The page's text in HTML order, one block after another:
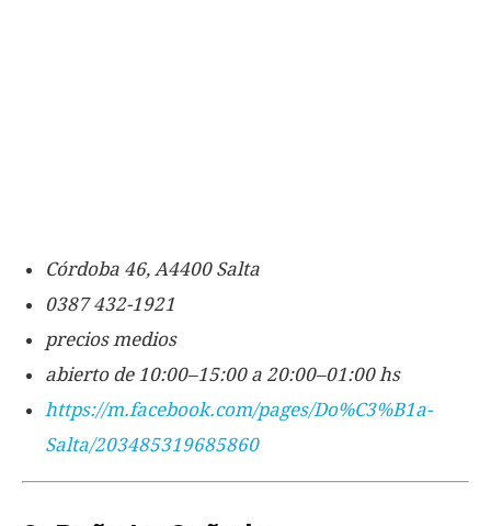
Córdoba 46, A4400 Salta
0387 432-1921
precios medios
abierto de 10:00–15:00 a 20:00–01:00 hs
https://m.facebook.com/pages/Do%C3%B1a-
Salta/203485319685860